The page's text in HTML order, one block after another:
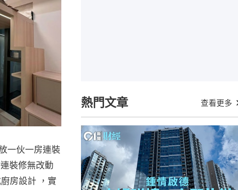
一伙一房連裝
裝修無改動
房設計 ，實
熱門文章 查看更多